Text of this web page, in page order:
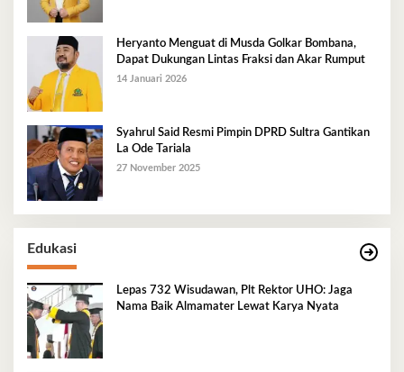
Heryanto Menguat di Musda Golkar Bombana,
Dapat Dukungan Lintas Fraksi dan Akar Rumput
14 Januari 2026
Syahrul Said Resmi Pimpin DPRD Sultra Gantikan
La Ode Tariala
27 November 2025
Edukasi
Lepas 732 Wisudawan, Plt Rektor UHO: Jaga
Nama Baik Almamater Lewat Karya Nyata